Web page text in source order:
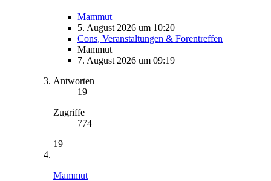
Mammut
5. August 2026 um 10:20
Cons, Veranstaltungen & Forentreffen
Mammut
7. August 2026 um 09:19
Antworten
19
Zugriffe
774
19
Mammut